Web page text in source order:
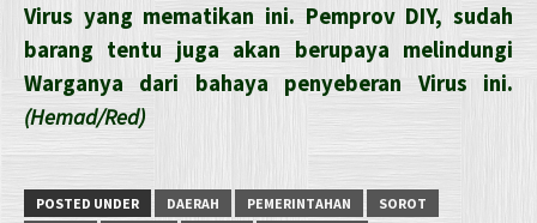
Virus yang mematikan ini. Pemprov DIY, sudah
barang tentu juga akan berupaya melindungi
Warganya dari bahaya penyeberan Virus ini.
(Hemad/Red)
POSTED UNDER DAERAH PEMERINTAHAN
SOROT